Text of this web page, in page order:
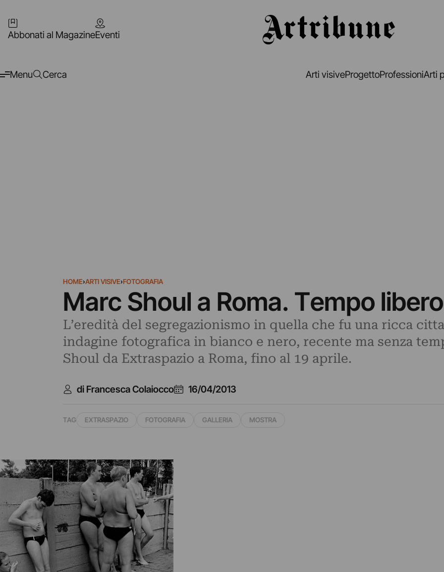
Abbonati al MagazineEventi
Menu Cerca Arti visiveProgettoProfessioniArti
HOME›ARTI VISIVE›FOTOGRAFIA
Marc Shoul a Roma. Tempo
L’eredità del segregazionismo in quella che fu una ricca
indagine fotografica in bianco e nero, recente ma senza
Shoul da Extraspazio a Roma, fino al 19 aprile.
di Francesca Colaiocco 16/04/2013
TAG EXTRASPAZIO FOTOGRAFIA GALLERIA MOSTRA